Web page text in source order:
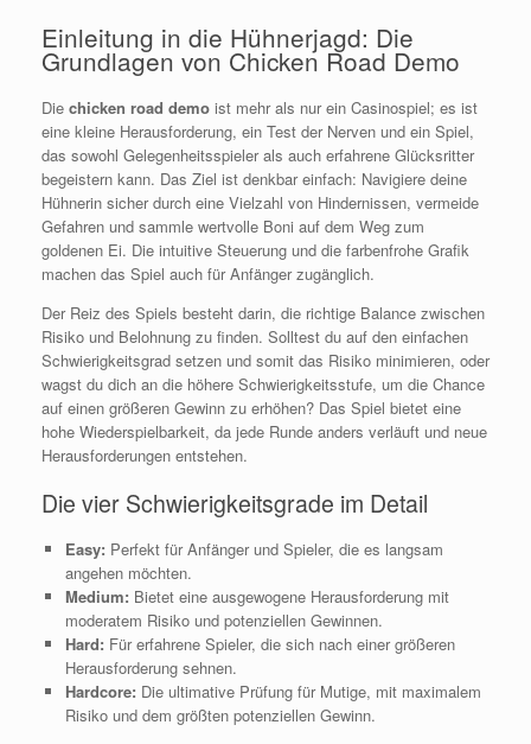
Einleitung in die Hühnerjagd: Die
Grundlagen von Chicken Road Demo
Die chicken road demo ist mehr als nur ein Casinospiel; es ist
eine kleine Herausforderung, ein Test der Nerven und ein Spiel,
das sowohl Gelegenheitsspieler als auch erfahrene Glücksritter
begeistern kann. Das Ziel ist denkbar einfach: Navigiere deine
Hühnerin sicher durch eine Vielzahl von Hindernissen, vermeide
Gefahren und sammle wertvolle Boni auf dem Weg zum
goldenen Ei. Die intuitive Steuerung und die farbenfrohe Grafik
machen das Spiel auch für Anfänger zugänglich.
Der Reiz des Spiels besteht darin, die richtige Balance zwischen
Risiko und Belohnung zu finden. Solltest du auf den einfachen
Schwierigkeitsgrad setzen und somit das Risiko minimieren, oder
wagst du dich an die höhere Schwierigkeitsstufe, um die Chance
auf einen größeren Gewinn zu erhöhen? Das Spiel bietet eine
hohe Wiederspielbarkeit, da jede Runde anders verläuft und neue
Herausforderungen entstehen.
Die vier Schwierigkeitsgrade im Detail
Easy: Perfekt für Anfänger und Spieler, die es langsam
angehen möchten.
Medium: Bietet eine ausgewogene Herausforderung mit
moderatem Risiko und potenziellen Gewinnen.
Hard: Für erfahrene Spieler, die sich nach einer größeren
Herausforderung sehnen.
Hardcore: Die ultimative Prüfung für Mutige, mit maximalem
Risiko und dem größten potenziellen Gewinn.